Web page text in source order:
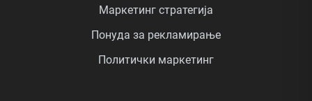
Маркетинг стратегија
Понуда за рекламирање
Политички маркетинг